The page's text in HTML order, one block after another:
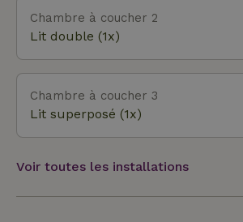
Chambre à coucher 2
Lit double (1x)
Chambre à coucher 3
Lit superposé (1x)
Voir toutes les installations